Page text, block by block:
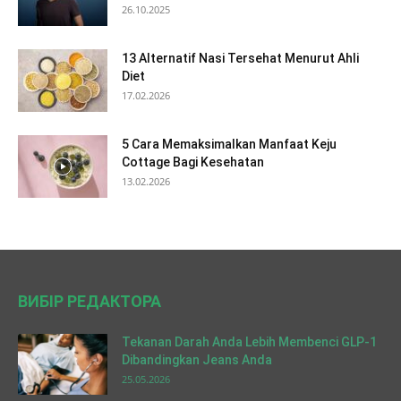
26.10.2025
13 Alternatif Nasi Tersehat Menurut Ahli
Diet
17.02.2026
5 Cara Memaksimalkan Manfaat Keju
Cottage Bagi Kesehatan
13.02.2026
ВИБІР РЕДАКТОРА
Tekanan Darah Anda Lebih Membenci GLP-1
Dibandingkan Jeans Anda
25.05.2026